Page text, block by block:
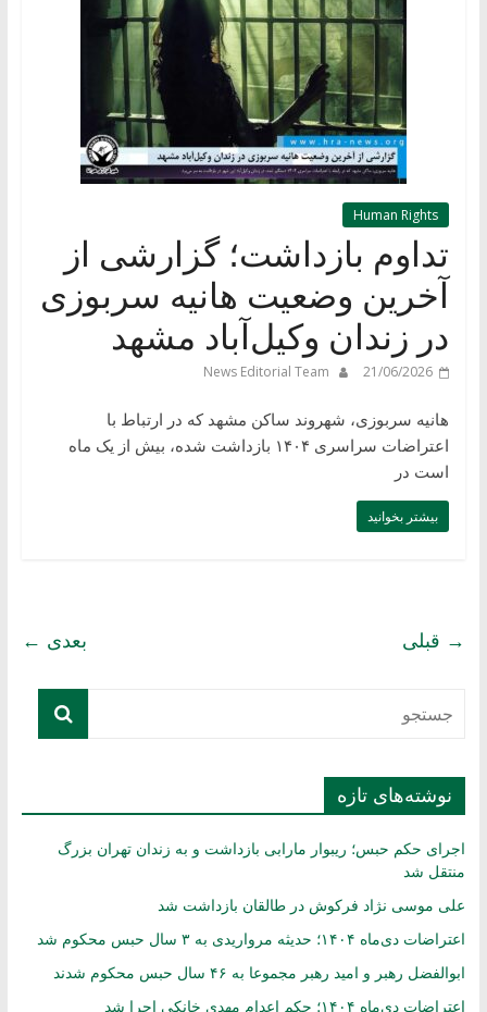
Human Rights
تداوم بازداشت؛ گزارشی از
آخرین وضعیت هانیه سربوزی
در زندان وکیل‌آباد مشهد
21/06/2026
News Editorial Team
هانیه سربوزی، شهروند ساکن مشهد که در ارتباط با
اعتراضات سراسری ۱۴۰۴ بازداشت شده، بیش از یک ماه
است در
بیشتر بخوانید
→ قبلی بعدی ←
نوشته‌های تازه
اجرای حکم حبس؛ ریبوار مارابی بازداشت و به زندان تهران بزرگ
منتقل شد
علی موسی نژاد فرکوش در طالقان بازداشت شد
اعتراضات دی‌ماه ۱۴۰۴؛ حدیثه مرواریدی به ۳ سال حبس محکوم شد
ابوالفضل رهبر و امید رهبر مجموعا به ۴۶ سال حبس محکوم شدند
اعتراضات دی‌ماه ۱۴۰۴؛ حکم اعدام مهدی خانکی اجرا شد